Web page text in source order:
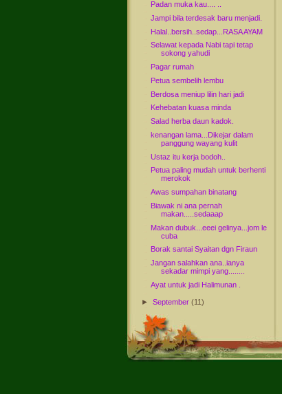
Padan muka kau.... ..
Jampi bila terdesak baru menjadi.
Halal..bersih..sedap...RASA AYAM
Selawat kepada Nabi tapi tetap
sokong yahudi
Pagar rumah
Petua sembelih lembu
Berdosa meniup lilin hari jadi
Kehebatan kuasa minda
Salad herba daun kadok.
kenangan lama...Dikejar dalam
panggung wayang kulit
Ustaz itu kerja bodoh..
Petua paling mudah untuk berhenti
merokok
Awas sumpahan binatang
Biawak ni ana pernah
makan.....sedaaap
Makan dubuk...eeei gelinya...jom le
cuba
Borak santai Syaitan dgn Firaun
Jangan salahkan ana..ianya
sekadar mimpi yang........
Ayat untuk jadi Halimunan .
►September(11)